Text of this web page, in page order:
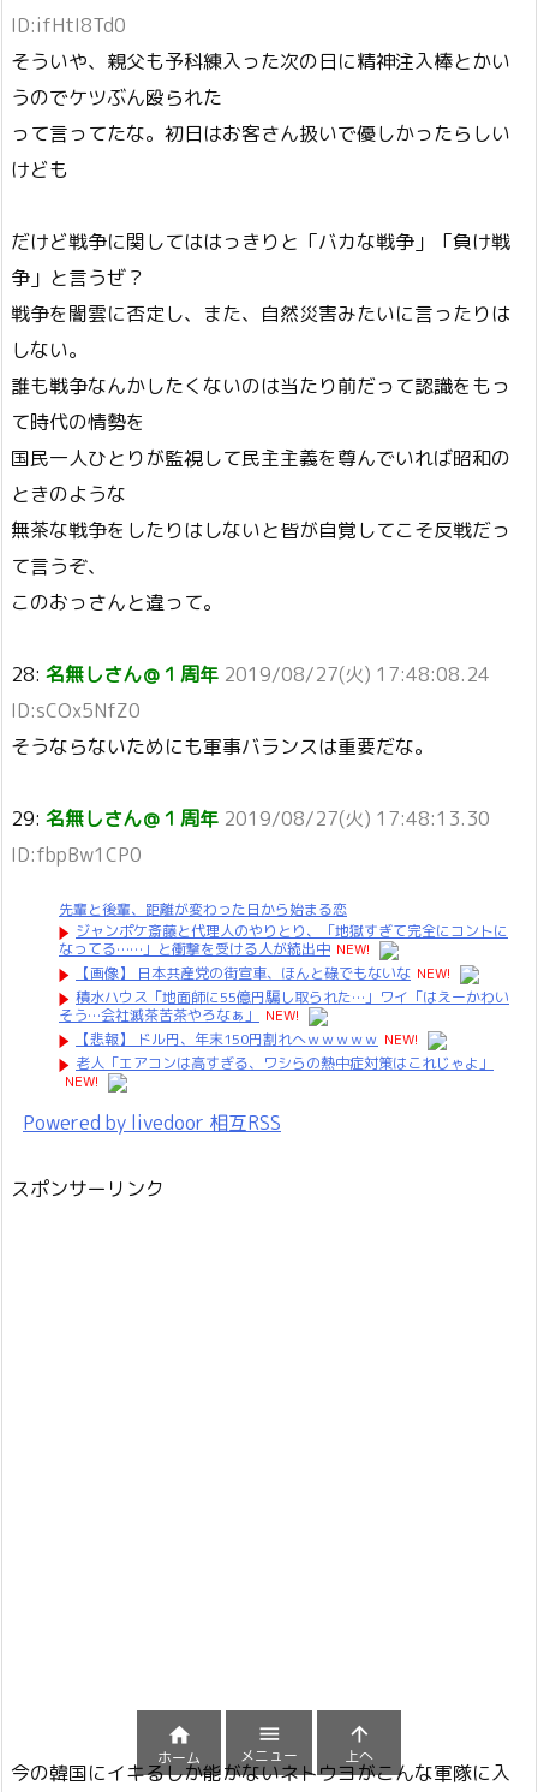
ID:ifHtI8Td0
そういや、親父も予科練入った次の日に精神注入棒とかい
うのでケツぶん殴られた
って言ってたな。初日はお客さん扱いで優しかったらしい
けども
だけど戦争に関してははっきりと「バカな戦争」「負け戦
争」と言うぜ？
戦争を闇雲に否定し、また、自然災害みたいに言ったりは
しない。
誰も戦争なんかしたくないのは当たり前だって認識をもっ
て時代の情勢を
国民一人ひとりが監視して民主主義を尊んでいれば昭和の
ときのような
無茶な戦争をしたりはしないと皆が自覚してこそ反戦だっ
て言うぞ、
このおっさんと違って。
28: 名無しさん＠１周年 2019/08/27(火) 17:48:08.24
ID:sCOx5NfZ0
そうならないためにも軍事バランスは重要だな。
29: 名無しさん＠１周年 2019/08/27(火) 17:48:13.30
ID:fbpBw1CP0
先輩と後輩、距離が変わった日から始まる恋
ジャンポケ斎藤と代理人のやりとり、「地獄すぎて完全にコントに
なってる……」と衝撃を受ける人が続出中 NEW!
【画像】 日本共産党の街宣車、ほんと碌でもないな NEW!
積水ハウス「地面師に55億円騙し取られた…」ワイ「はえーかわい
そう…会社滅茶苦茶やろなぁ」
NEW!
【悲報】 ドル円、年末150円割れへｗｗｗｗｗ NEW!
老人「エアコンは高すぎる、ワシらの熱中症対策はこれじゃよ」
NEW!
Powered by livedoor 相互RSS
スポンサーリンク
今の韓国にイキるしか能がないネトウヨがこんな軍隊に入

ホーム

メニュー

上へ